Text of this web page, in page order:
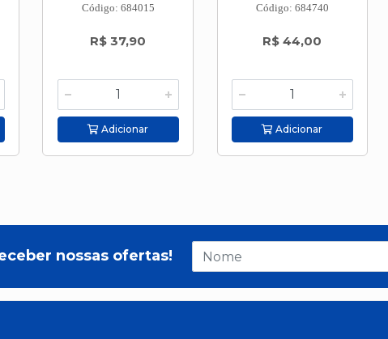
Código: 684015
R$ 37,90
Adicionar
Código: 684740
R$ 44,00
Adicionar
nossas ofertas!